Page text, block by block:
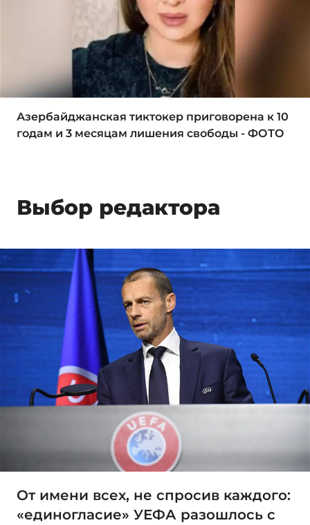
Азербайджанская тиктокер приговорена к 10
годам и 3 месяцам лишения свободы - ФОТО
Выбор редактора
От имени всех, не спросив каждого:
«единогласие» УЕФА разошлось с